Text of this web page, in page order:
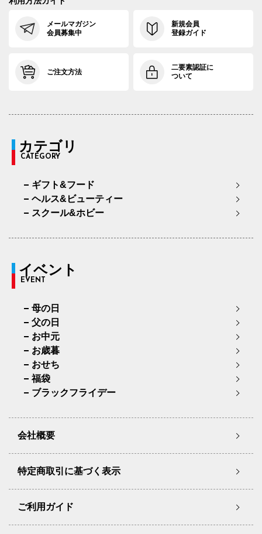
メールマガジン
会員募集中
新規会員
登録ガイド
ご注文方法
二要素認証に
ついて
カテゴリ
CATEGORY
ギフト&フード
ヘルス&ビューティー
スクール&ホビー
イベント
EVENT
母の日
父の日
お中元
お歳暮
おせち
福袋
ブラックフライデー
会社概要
特定商取引に基づく表示
ご利用ガイド